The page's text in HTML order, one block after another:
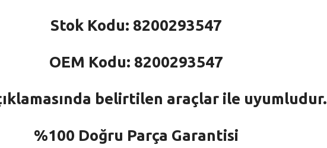
Stok Kodu: 8200293547
OEM Kodu: 8200293547
belirtilen araçlar ile uyumludur.
%100 Doğru Parça Garantisi